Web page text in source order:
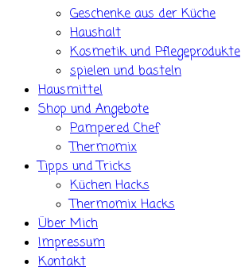
Geschenke aus der Küche
Haushalt
Kosmetik und Pflegeprodukte
spielen und basteln
Hausmittel
Shop und Angebote
Pampered Chef
Thermomix
Tipps und Tricks
Küchen Hacks
Thermomix Hacks
Über Mich
Impressum
Kontakt